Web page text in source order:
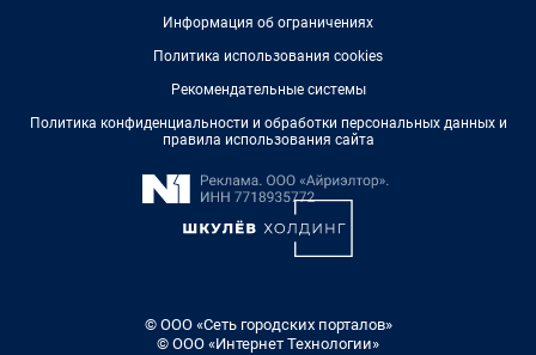
Информация об ограничениях
Политика использования cookies
Рекомендательные системы
Политика конфиденциальности и обработки персональных данных и
правила использования сайта
© ООО «Сеть городских порталов»
© ООО «Интернет Технологии»